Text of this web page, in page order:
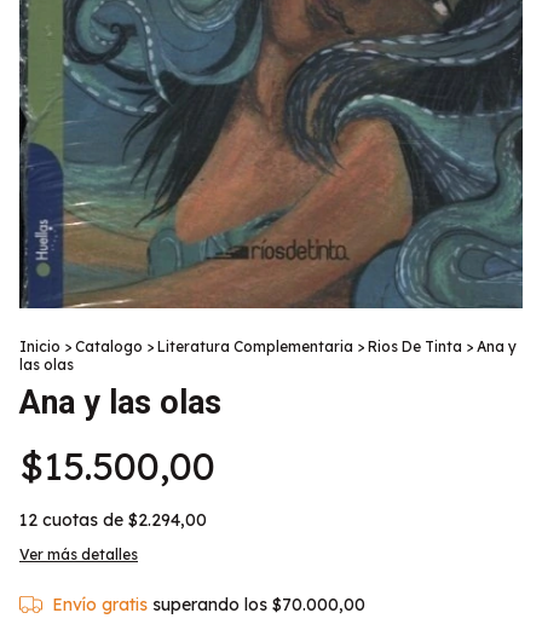
Inicio > Catalogo > Literatura Complementaria > Rios De Tinta > Ana y
las olas
Ana y las olas
$15.500,00
12 cuotas de $2.294,00
Ver más detalles
Envío gratis superando los $70.000,00